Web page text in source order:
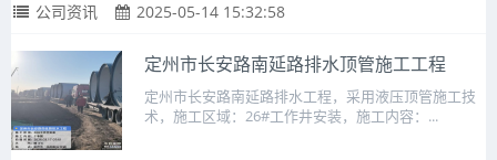
公司资讯 2025-05-14 15:32:58
定州市长安路南延路排水顶管施工工程
定州市长安路南延路排水工程，采用液压顶管施工技
术，施工区域：26#工作井安装，施工内容：...